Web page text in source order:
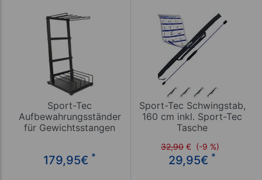
Sport-Tec
Aufbewahrungsständer
für Gewichtsstangen
179,95€ *
Sport-Tec Schwingstab,
160 cm inkl. Sport-Tec
Tasche
32,90 € (-9 %)
29,95€ *